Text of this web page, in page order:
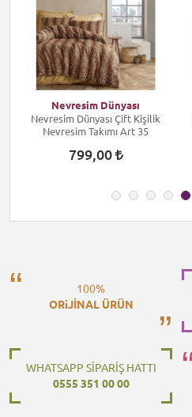
Nevresim Dünyası
Nevresim Dünyası Çift Kişilik
Nevresim Takımı Art 35
799,00
100%
ORiJİNAL ÜRÜN
WHATSAPP SİPARİŞ HATTI
0555 351 00 00